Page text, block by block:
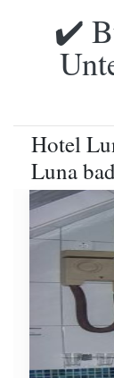
✔️
Hotel
Luna bad